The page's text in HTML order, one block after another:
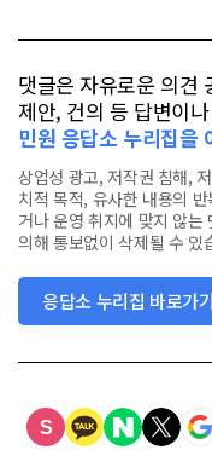
댓글은 자유로운 의견
제안, 건의 등 답변이
민원 응답소 누리집을
상업성 광고, 저작권 침해,
치적 목적, 유사한 내용의
거나 운영 취지에 맞지 않는
의해 통보없이 삭제될 수 있
응답소 누리집 바로가기